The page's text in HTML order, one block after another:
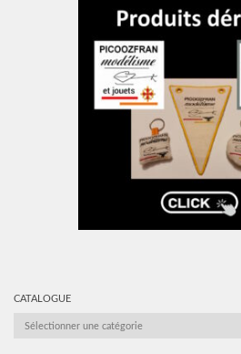
CATALOGUE
CATALOGUE